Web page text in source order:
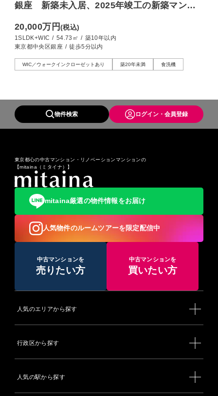
銀座 新築未入居、2025年竣工の新築マンシ
20,000万円(税込)
1SLDK+WIC / 54.73㎡ / 築10年以内
東京都中央区銀座 / 徒歩5分以内
WIC／ウォークインクローゼットあり 築20年未満 食洗機
物件検索 ログイン・会員登録
東京都心の中古マンション・リノベーションマンションの
【mitaina（ミタイナ）】
mitaina厳選の物件情報をお届け
人気物件のルームツアーを限定配信中
中古マンションを
売りたい方
中古マンションを
買いたい方
人気のエリアから探す
行政区から探す
人気の駅から探す